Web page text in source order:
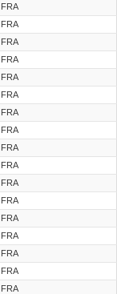
FRA
FRA
FRA
FRA
FRA
FRA
FRA
FRA
FRA
FRA
FRA
FRA
FRA
FRA
FRA
FRA
FRA